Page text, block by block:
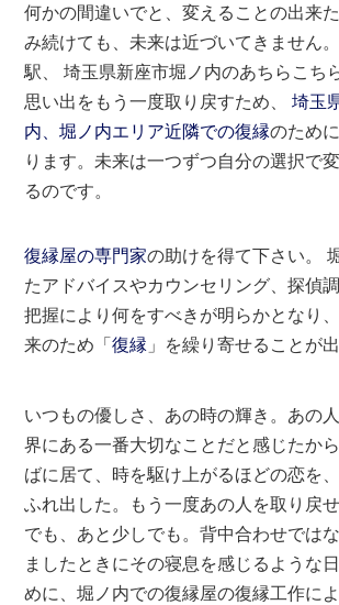
何かの間違いでと、変えることの出来
み続けても、未来は近づいてきません
駅、 埼玉県新座市堀ノ内のあちらこち
思い出をもう一度取り戻すため、
埼玉
内、堀ノ内エリア近隣での復縁のため
ります。未来は一つずつ自分の選択で
るのです。
復縁屋の専門家の助けを得て下さい。
たアドバイスやカウンセリング、探偵
把握により何をすべきが明らかとなり
来のため「復縁 」を繰り寄せることが
いつもの優しさ、あの時の輝き。あの
界にある一番大切なことだと感じたか
ばに居て、時を駆け上がるほどの恋を
ふれ出した。もう一度あの人を取り戻
でも、あと少しでも。背中合わせでは
ましたときにその寝息を感じるような
めに、堀ノ内での復縁屋の復縁工作に